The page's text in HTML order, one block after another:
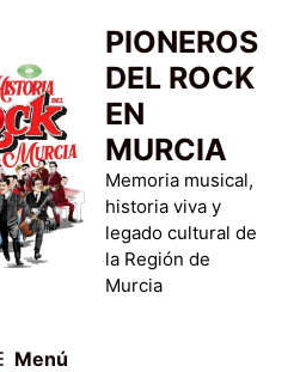
PIONEROS
DEL ROCK
EN
MURCIA
Memoria musical,
historia viva y
legado cultural de
la Región de
Murcia
Menú